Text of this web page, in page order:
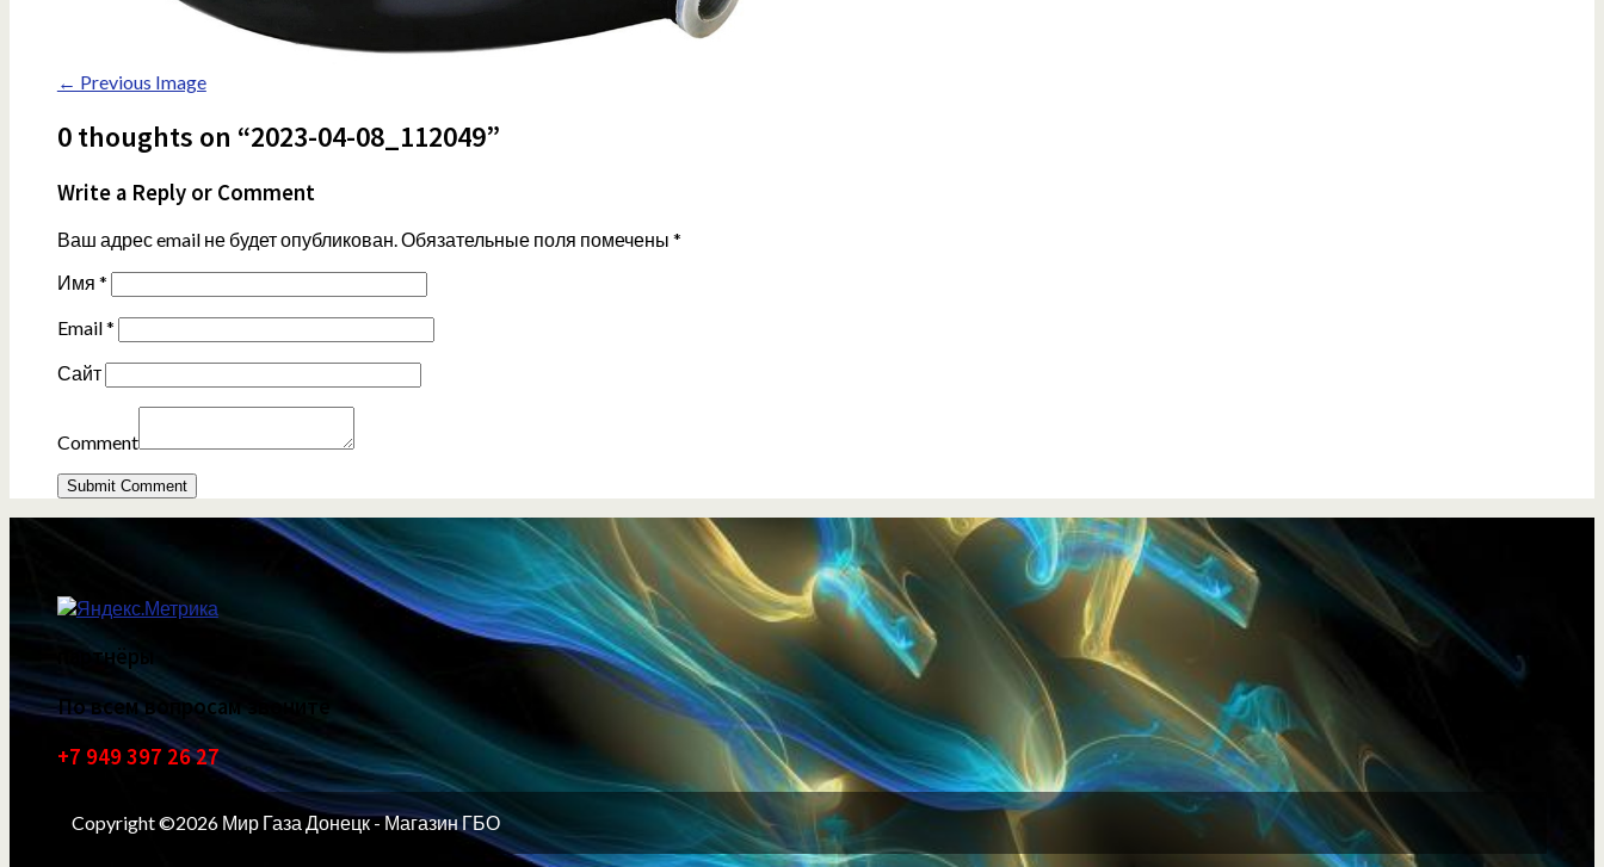
← Previous Image
0 thoughts on “2023-04-08_112049”
Write a Reply or Comment
Ваш адрес email не будет опубликован.Обязательные поля помечены *
Имя *
Email*
Сайт
Comment
партнёры
По всем вопросам звоните
+7 949 397 26 27
Copyright ©2026 Мир Газа Донецк - Магазин ГБО